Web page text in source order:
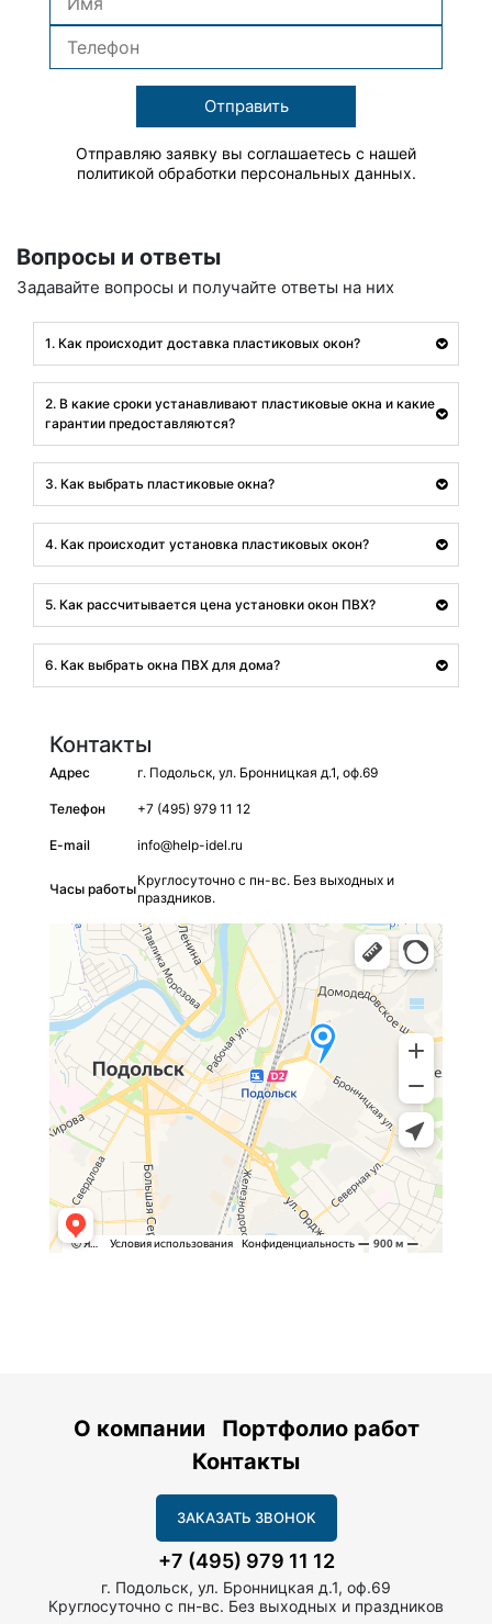
Отправить
Отправляю заявку вы соглашаетесь с нашей
политикой обработки персональных данных.
Вопросы и ответы
Задавайте вопросы и получайте ответы на них
1. Как происходит доставка пластиковых окон?
2. В какие сроки устанавливают пластиковые окна и какие
гарантии предоставляются?
3. Как выбрать пластиковые окна?
4. Как происходит установка пластиковых окон?
5. Как рассчитывается цена установки окон ПВХ?
6. Как выбрать окна ПВХ для дома?
Контакты
Адрес г. Подольск, ул. Бронницкая д.1, оф.69
Телефон +7 (495) 979 11 12
E-mail info@help-idel.ru
Часы работы
Круглосуточно с пн-вс. Без выходных и
праздников.
О компании
Портфолио работ
Контакты
ЗАКАЗАТЬ ЗВОНОК
+7 (495) 979 11 12
г. Подольск, ул. Бронницкая д.1, оф.69
Круглосуточно с пн-вс. Без выходных и праздников